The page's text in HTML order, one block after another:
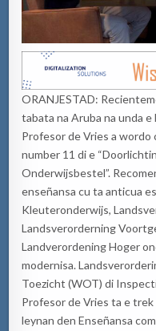
ORANJESTAD:
tabata na Aruba na unda
Profesor de Vries a wordo
number 11 di e “
Onderwijsbestel”.
enseñansa cu taanticua
Kleuteronderwijs,
Landsverorderning
Landverordening Hoger
modernisa.
Toezicht (WOT) di
Profesor de Vries ta e
leynan den Enseñansa